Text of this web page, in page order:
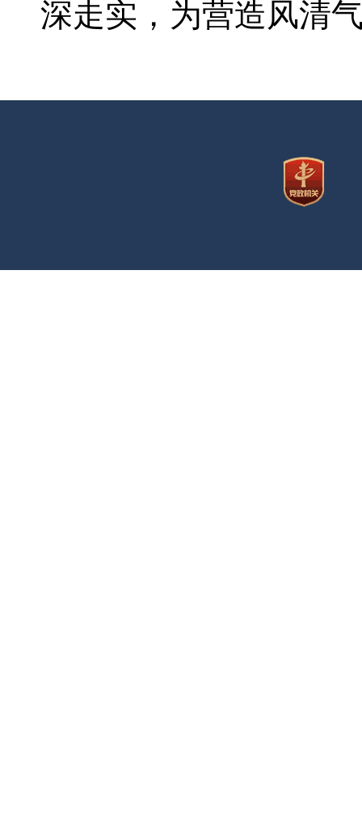
深走实，为营造风清